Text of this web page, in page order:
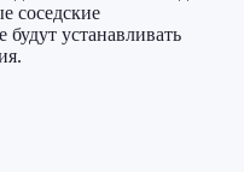
соседские
устанавливать